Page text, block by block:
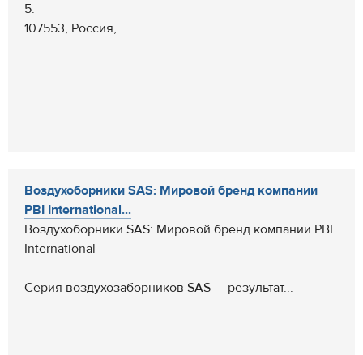
5.
107553, Россия,...
Воздухоборники SAS: Мировой бренд компании
PBI International...
Воздухоборники SAS: Мировой бренд компании PBI
International
Серия воздухозаборников SAS — результат...